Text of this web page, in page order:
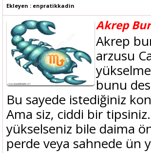
Ekleyen : enpratikkadin
Akrep
Akrep
arzusu
bunu
Bu sayede istediğiniz
Ama siz, ciddi bir
yükselseniz bile daima
perde veya sahnede ün